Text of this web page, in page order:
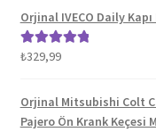
₺1.300,00.
fiyat:
Orjinal IVECO Daily
5 üzerinden
₺329,99
Orjinal Mitsubishi Colt
Pajero Ön Krank Keçesi